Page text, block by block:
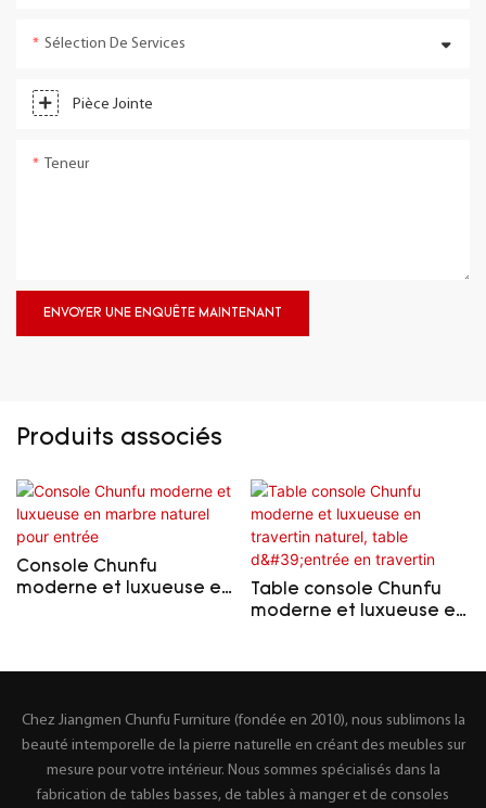
Sélection De Services
Pièce Jointe
Teneur
ENVOYER UNE ENQUÊTE MAINTENANT
Produits associés
Console Chunfu
moderne et luxueuse en
Table console Chunfu
moderne et luxueuse en
Chez Jiangmen Chunfu Furniture (fondée en 2010), nous sublimons la
beauté intemporelle de la pierre naturelle en créant des meubles sur
mesure pour votre intérieur. Nous sommes spécialisés dans la
fabrication de tables basses, de tables à manger et de consoles